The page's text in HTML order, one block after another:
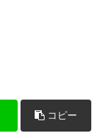
コピー